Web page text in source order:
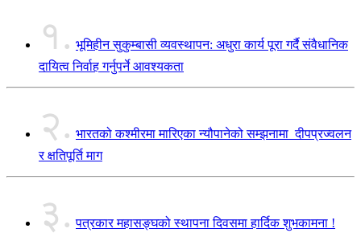
१. भूमिहीन सुकुम्बासी व्यवस्थापन: अधुरा कार्य पूरा गर्दै संवैधानिक
दायित्व निर्वाह गर्नुपर्ने आवश्यकता
२. भारतको कश्मीरमा मारिएका न्यौपानेको सम्झनामा दीपप्रज्वलन
र क्षतिपूर्ति माग
३. पत्रकार महासङ्घको स्थापना दिवसमा हार्दिक शुभकामना !